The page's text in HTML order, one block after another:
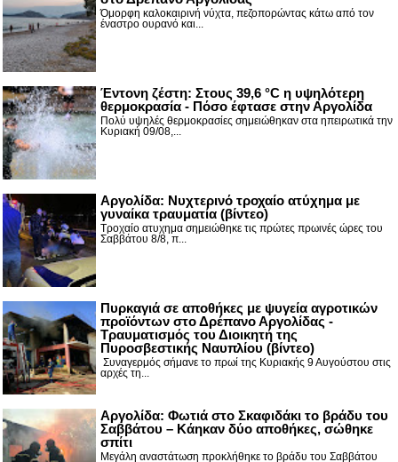
Όμορφη καλοκαιρινή νύχτα, πεζοπορώντας κάτω από τον
έναστρο ουρανό και...
Έντονη ζέστη: Στους 39,6 °C η υψηλότερη
θερμοκρασία - Πόσο έφτασε στην Αργολίδα
Πολύ υψηλές θερμοκρασίες σημειώθηκαν στα ηπειρωτικά την
Κυριακή 09/08,...
Αργολίδα: Νυχτερινό τροχαίο ατύχημα με
γυναίκα τραυματία (βίντεο)
Τροχαίο ατυχημα σημειώθηκε τις πρώτες πρωινές ώρες του
Σαββάτου 8/8, π...
Πυρκαγιά σε αποθήκες με ψυγεία αγροτικών
προϊόντων στο Δρέπανο Αργολίδας -
Τραυματισμός του Διοικητή της
Πυροσβεστικής Ναυπλίου (βίντεο)
Συναγερμός σήμανε το πρωί της Κυριακής 9 Αυγούστου στις
αρχές τη...
Αργολίδα: Φωτιά στο Σκαφιδάκι το βράδυ του
Σαββάτου – Κάηκαν δύο αποθήκες, σώθηκε
σπίτι
Μεγάλη αναστάτωση προκλήθηκε το βράδυ του Σαββάτου